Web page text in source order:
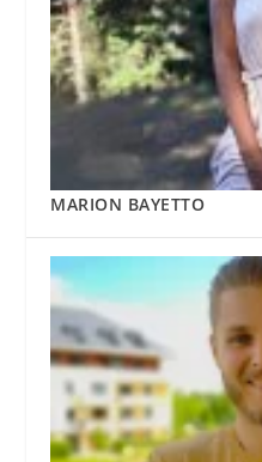
MARION BAYETTO